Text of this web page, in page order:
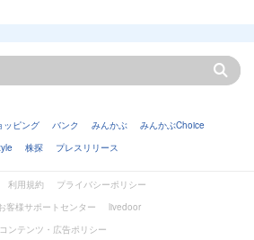
ッピング バンク みんかぶ
みんかぶChoice
株探 プレスリリース
利用規約
プライバシーポリシー
客様サポートセンター
livedoor
コンテンツ・広告ポリシー